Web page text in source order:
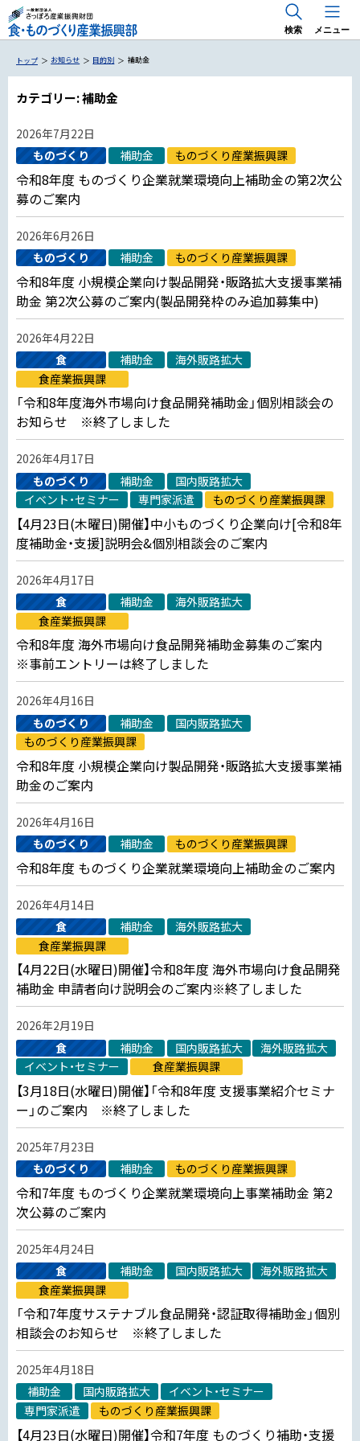
メニュー
国内 出展支援・商談会
海外 出展支援・商談会
RE 北 RE HOKKAIDO FOODS
食のトレンドマーケティング「Trema」
専門家派遣事業
海外展開のためのお役立ち情報
専門家派遣・アドバイザー派遣
検索
トップ お知らせ 目的別 補助金
カテゴリー:補助金
2026年7月22日
ものづくり
補助金 ものづくり産業振興課
令和8年度 ものづくり企業就業環境向上補助金の第2次公
募のご案内
2026年6月26日
ものづくり
補助金 ものづくり産業振興課
令和8年度 小規模企業向け製品開発・販路拡大支援事業補
助金 第2次公募のご案内(製品開発枠のみ追加募集中)
2026年4月22日
食
補助金
海外販路拡大
食産業振興課
「令和8年度海外市場向け食品開発補助金」個別相談会の
お知らせ ※終了しました
2026年4月17日
ものづくり
補助金
国内販路拡大
イベント・セミナー
専門家派遣 ものづくり産業振興課
【4月23日(木曜日)開催】中小ものづくり企業向け[令和8年
度補助金・支援]説明会&個別相談会のご案内
2026年4月17日
食
補助金
海外販路拡大
食産業振興課
令和8年度 海外市場向け食品開発補助金募集のご案内
※事前エントリーは終了しました
2026年4月16日
ものづくり
補助金
国内販路拡大
ものづくり産業振興課
令和8年度 小規模企業向け製品開発・販路拡大支援事業補
助金のご案内
2026年4月16日
ものづくり
補助金 ものづくり産業振興課
令和8年度 ものづくり企業就業環境向上補助金のご案内
2026年4月14日
食
補助金
海外販路拡大
食産業振興課
【4月22日(水曜日)開催】令和8年度 海外市場向け食品開発
補助金 申請者向け説明会のご案内※終了しました
2026年2月19日
食
補助金 国内販路拡大
海外販路拡大
イベント・セミナー
食産業振興課
【3月18日(水曜日)開催】「令和8年度 支援事業紹介セミナ
ー」のご案内 ※終了しました
2025年7月23日
ものづくり
補助金 ものづくり産業振興課
令和7年度 ものづくり企業就業環境向上事業補助金 第2
次公募のご案内
2025年4月24日
食
補助金 国内販路拡大
海外販路拡大
食産業振興課
「令和7年度サステナブル食品開発・認証取得補助金」個別
相談会のお知らせ ※終了しました
2025年4月18日
補助金
国内販路拡大
イベント・セミナー
専門家派遣
ものづくり産業振興課
【4月23日(水曜日)開催】令和7年度 ものづくり補助・支援